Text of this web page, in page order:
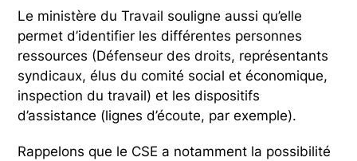
Le ministère du Travail souligne aussi qu’elle
permet d’identifier les différentes personnes
ressources (Défenseur des droits, représentants
syndicaux, élus du comité social et économique,
inspection du travail) et les dispositifs
d’assistance (lignes d’écoute, par exemple).
Rappelons que le CSE a notamment la possibilité